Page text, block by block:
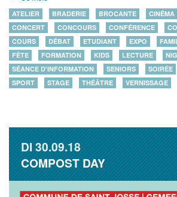
ATELIER BRADERIE BROCANTE CINÉMA
CONCERT
CONCOURS CONFÉRENCE
COURS
DÉBAT ETUDIANT EXPO
FÊTE
FORMATION KIDS LECTURE
SÉANCE D'INFORMATION
SENIORS SOIRÉE
SPORT
STAGE THÉÂTRE VERNISSAGE
DI30.09.18
COMPOST DAY